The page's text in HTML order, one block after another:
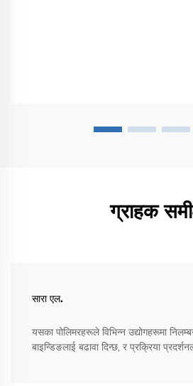
ग्राहक
सारा एल.
यसका पोलिमरहरूले विभिन्न उद्योगहरूमा
बाइन्डिङलाई बढावा दिन्छ, र प्रक्रिया